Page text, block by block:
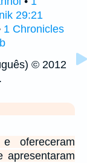
29:21
1 Chronicles
© 2012
ofereceram
apresentaram